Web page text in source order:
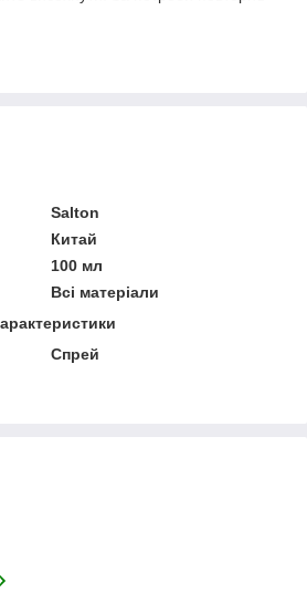
Salton
Китай
100 мл
Всі матеріали
Спрей